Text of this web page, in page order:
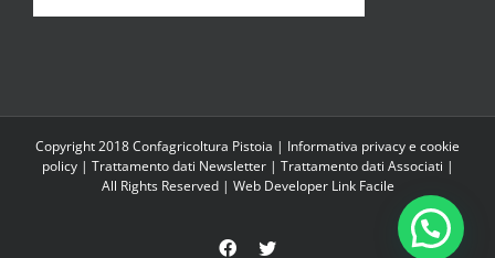
Copyright 2018 Confagricoltura Pistoia | Informativa privacy e cookie
policy| Trattamento dati Newsletter| Trattamento dati Associati |
All Rights Reserved | Web Developer Link Facile
FacebookTwitter